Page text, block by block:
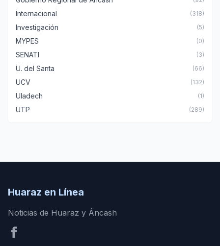
Internacional (318)
Investigación (5)
MYPES (0)
SENATI (3)
U. del Santa (66)
UCV (132)
Uladech (1)
UTP (289)
Huaraz en Línea
Noticias de Huaraz y Áncash